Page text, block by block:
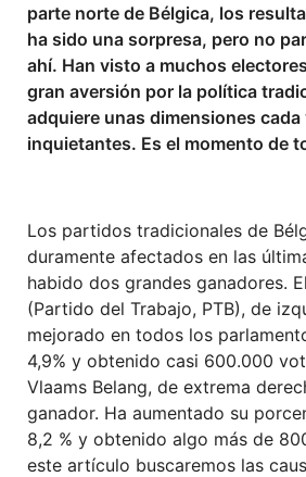
parte norte de Bélgica, los
ha sido una sorpresa, pero no
ahí. Han visto a muchos
gran aversión por la política
adquiere unas dimensiones cada
inquietantes. Es el momento de
Los partidos tradicionales de
duramente afectados en las
habido dos grandes ganadores.
(Partido del Trabajo, PTB), de
mejorado en todos los
4,9% y obtenido casi 600.000
Vlaams Belang, de extrema
ganador. Ha aumentado su
8,2 % y obtenido algo más de
este artículo buscaremos las